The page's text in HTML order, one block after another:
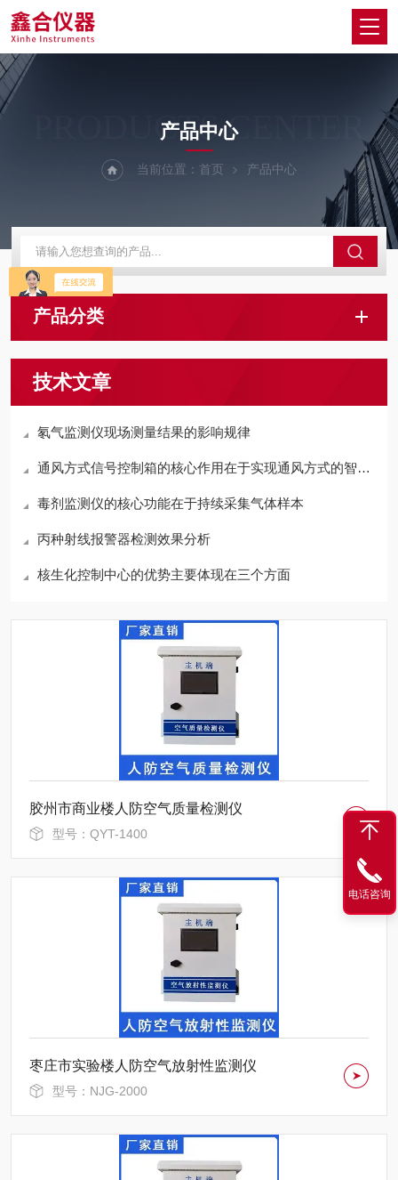
PRODUCTS CENTER
产品中心
当前位置： 首页 产品中心
产品分类
技术文章
氡气监测仪现场测量结果的影响规律
通风方式信号控制箱的核心作用在于实现通风方式的智能切换
毒剂监测仪的核心功能在于持续采集气体样本
丙种射线报警器检测效果分析
核生化控制中心的优势主要体现在三个方面
胶州市商业楼人防空气质量检测仪
型号：QYT-1400
枣庄市实验楼人防空气放射性监测仪
型号：NJG-2000
电话咨询